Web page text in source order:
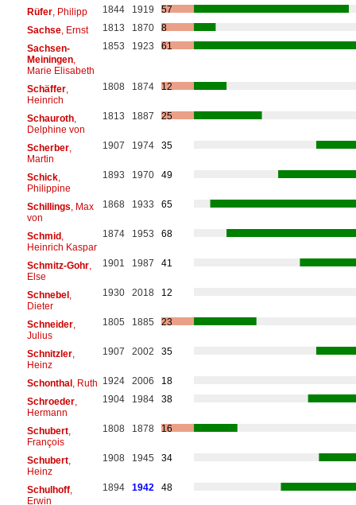
Rüfer, Philipp 1844 1919
57
Sachse, Ernst 1813 1870
8
Sachsen-
Meiningen,
Marie Elisabeth
1853 1923 61
Schäffer,
Heinrich
1808 1874 12
Schauroth,
Delphine von
1813 1887 25
Scherber,
Martin
1907 1974 35
Schick,
Philippine
1893 1970 49
Schillings , Max
von
1868 1933 65
Schmid,
Heinrich Kaspar
1874 1953 68
Schmitz-Gohr,
Else
1901 1987 41
Schnebel,
Dieter
1930 2018 12
Schneider,
Julius
1805 1885 23
Schnitzler,
Heinz
1907 2002 35
Schonthal, Ruth 1924 2006
18
Schroeder,
Hermann
1904 1984 38
Schubert,
François
1808 1878 16
Schubert,
Heinz
1908 1945 34
Schulhoff,
Erwin
1894 1942 48